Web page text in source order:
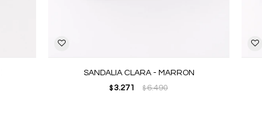
SANDALIA CLARA - MARRON
$3.271 $6.490